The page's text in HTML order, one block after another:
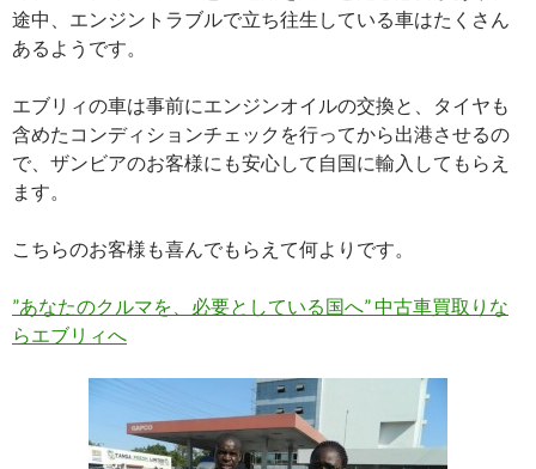
途中、エンジントラブルで立ち往生している車はたくさん
あるようです。
エブリィの車は事前にエンジンオイルの交換と、タイヤも
含めたコンディションチェックを行ってから出港させるの
で、ザンビアのお客様にも安心して自国に輸入してもらえ
ます。
こちらのお客様も喜んでもらえて何よりです。
”あなたのクルマを、必要としている国へ” 中古車買取りな
らエブリィへ